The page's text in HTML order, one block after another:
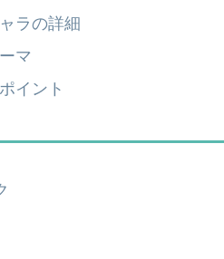
ラの詳細
マ
イント